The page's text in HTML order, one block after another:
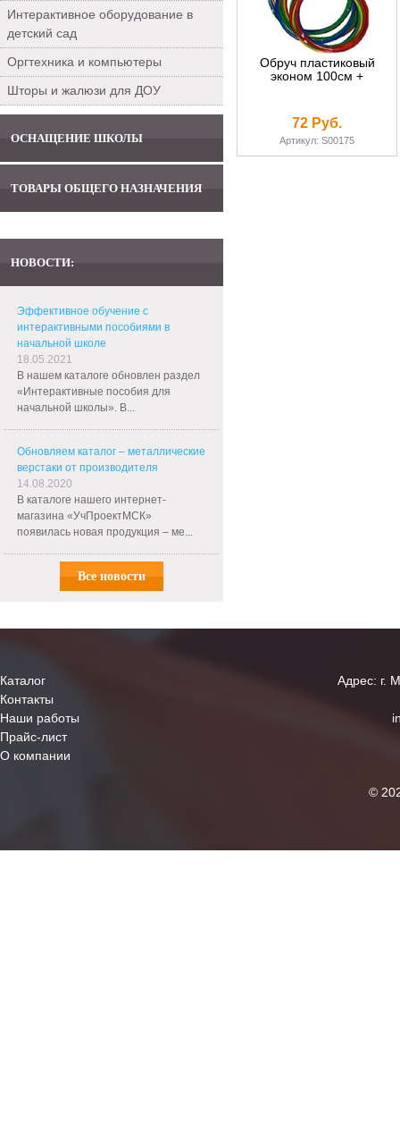
Интерактивное оборудование в
детский сад
Оргтехника и компьютеры
Шторы и жалюзи для ДОУ
ОСНАЩЕНИЕ ШКОЛЫ
ТОВАРЫ ОБЩЕГО НАЗНАЧЕНИЯ
НОВОСТИ:
Эффективное обучение с
интерактивными пособиями в
начальной школе
18.05.2021
В нашем каталоге обновлен раздел
«Интерактивные пособия для
начальной школы». В...
Обновляем каталог – металлические
верстаки от производителя
14.08.2020
В каталоге нашего интернет-
магазина «УчПроектМСК»
появилась новая продукция – ме...
Все новости
Обруч пластиковый
эконом 100см +
72 Руб.
Артикул: S00175
Каталог
Контакты
Наши работы
Прайс-лист
О компании
Адрес: г.
©